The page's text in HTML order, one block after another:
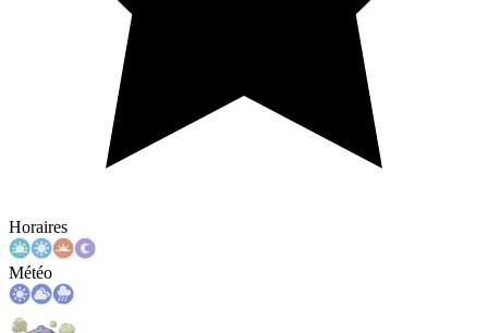
Horaires
Météo